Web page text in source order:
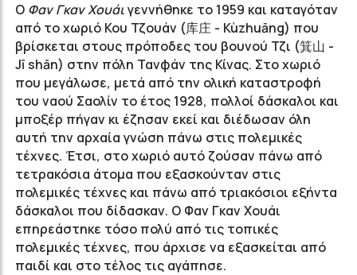
Ο Φαν Γκαν Χουάιγεννήθηκε το 1959 και καταγόταν
από το χωριό Κου Τζουάν (库庄 - Kùzhuāng) που
βρίσκεται στους πρόποδες του βουνού Τζι (箕山 -
Jī shān) στην πόλη Τανφάν της Κίνας. Στο χωριό
που μεγάλωσε, μετά από την ολική καταστροφή
του ναού Σαολίν το έτος 1928, πολλοί δάσκαλοι και
μποξέρ πήγαν κι έζησαν εκεί και διέδωσαν όλη
αυτή την αρχαία γνώση πάνω στις πολεμικές
τέχνες. Έτσι, στο χωριό αυτό ζούσαν πάνω από
τετρακόσια άτομα που εξασκούνταν στις
πολεμικές τέχνες και πάνω από τριακόσιοι εξήντα
δάσκαλοι που δίδασκαν. Ο Φαν Γκαν Χουάι
επηρεάστηκε τόσο πολύ από τις τοπικές
πολεμικές τέχνες, που άρχισε να εξασκείται από
παιδί και στο τέλος τις αγάπησε.